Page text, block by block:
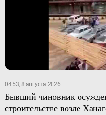
04:53, 8 августа 2026
Бывший чиновник
строительстве возле